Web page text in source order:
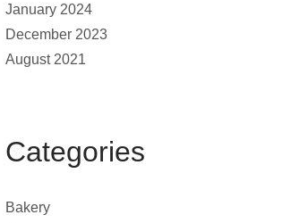
January 2024
December 2023
August 2021
Categories
Bakery